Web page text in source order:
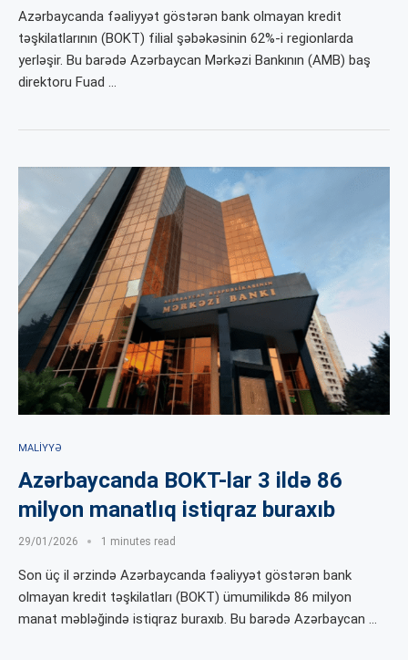
Azərbaycanda fəaliyyət göstərən bank olmayan kredit
təşkilatlarının (BOKT) filial şəbəkəsinin 62%-i regionlarda
yerləşir. Bu barədə Azərbaycan Mərkəzi Bankının (AMB) baş
direktoru Fuad …
MALIYYƏ
Azərbaycanda BOKT-lar 3 ildə 86
milyon manatlıq istiqraz buraxıb
29/01/2026 1 minutes read
Son üç il ərzində Azərbaycanda fəaliyyət göstərən bank
olmayan kredit təşkilatları (BOKT) ümumilikdə 86 milyon
manat məbləğində istiqraz buraxıb. Bu barədə Azərbaycan …